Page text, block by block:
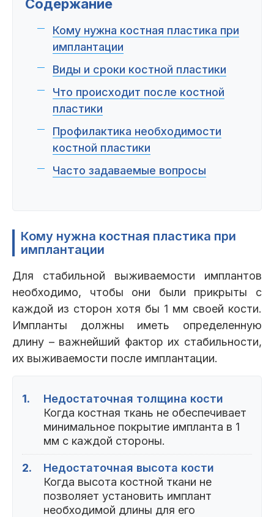
Диагностика Лечение десен
Все услуги (16 категорий)
Пациентам
Пациентам База знаний Публикации
Гарантии
Сотрудники Контакты
Содержание
Кому нужна костная пластика при
имплантации
Виды и сроки костной пластики
Что происходит после костной
пластики
Профилактика необходимости
костной пластики
Часто задаваемые вопросы
Кому нужна костная пластика при
имплантации
Для стабильной выживаемости имплантов
необходимо, чтобы они были прикрыты с
каждой из сторон хотя бы 1 мм своей кости.
Импланты должны иметь определенную
длину – важнейший фактор их стабильности,
их выживаемости после имплантации.
1.
Недостаточная толщина кости
Когда костная ткань не обеспечивает
минимальное покрытие импланта в 1
мм с каждой стороны.
2.
Недостаточная высота кости
Когда высота костной ткани не
позволяет установить имплант
необходимой длины для его